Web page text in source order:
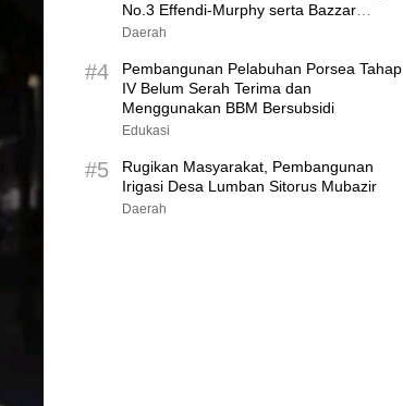
No.3 Effendi-Murphy serta Bazzar
Sembako Murah
Daerah
#4
Pembangunan Pelabuhan Porsea Tahap
IV Belum Serah Terima dan
Menggunakan BBM Bersubsidi
Edukasi
#5
Rugikan Masyarakat, Pembangunan
Irigasi Desa Lumban Sitorus Mubazir
Daerah